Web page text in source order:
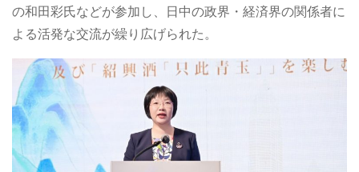
の和田彩氏などが参加し、日中の政界・経済界の関係者に
よる活発な交流が繰り広げられた。